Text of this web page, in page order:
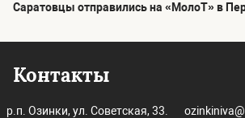
Саратовцы отправились на «МолоТ» в
Контакты
р.п. Озинки, ул. Советская, 33.